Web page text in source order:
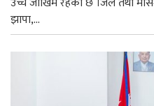
झापा,...